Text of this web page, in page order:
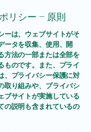
リシー – 原則
ーは、ウェブサイトがそ
ータを収集、使用、開
方法の一部または全部を
ものです。また、プライ
、プライバシー保護に対
取り組みや、プライバシ
ブサイトが実施している
の説明も含まれているの